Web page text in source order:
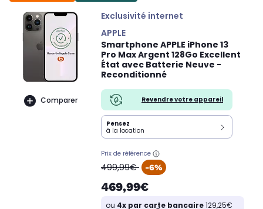
Comparer
Exclusivité internet
APPLE
Smartphone APPLE iPhone 13
Pro Max Argent 128Go Excellent
État avec Batterie Neuve -
Reconditionné
Revendre votre appareil
Pensez
à la location
Prix de référence
oldPrice
499,99€ -6%
469,99€
ou 4x par carte bancaire129,25€